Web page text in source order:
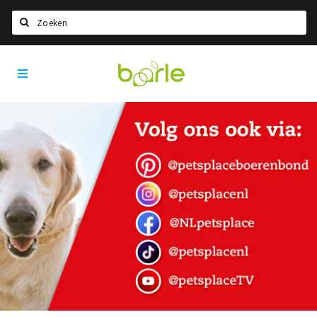
Home
Informatie
Over Baarle
Geschiedenis
Visit Baarle Shop
Enclavebon
Nieuws
Agenda
Deals
Visit
Baarle